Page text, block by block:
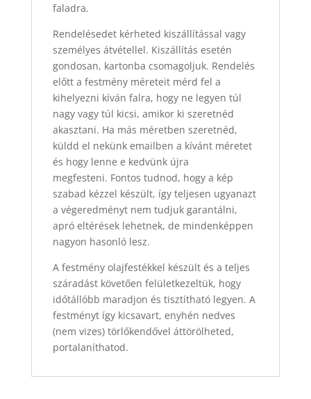
faladra.
Rendelésedet kérheted kiszállítással vagy
személyes átvétellel. Kiszállítás esetén
gondosan, kartonba csomagoljuk. Rendelés
előtt a festmény méreteit mérd fel a
kihelyezni kíván falra, hogy ne legyen túl
nagy vagy túl kicsi, amikor ki szeretnéd
akasztani. Ha más méretben szeretnéd,
küldd el nekünk emailben a kívánt méretet
és hogy lenne e kedvünk újra
megfesteni. Fontos tudnod, hogy a kép
szabad kézzel készült, így teljesen ugyanazt
a végeredményt nem tudjuk garantálni,
apró eltérések lehetnek, de mindenképpen
nagyon hasonló lesz.
A festmény olajfestékkel készült és a teljes
száradást követően felületkezeltük, hogy
időtállóbb maradjon és tisztítható legyen. A
festményt így kicsavart, enyhén nedves
(nem vizes) törlőkendővel áttörölheted,
portalaníthatod.